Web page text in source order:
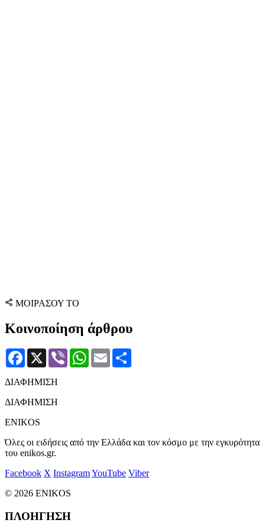
ΜΟΙΡΑΣΟΥ ΤΟ
Κοινοποίηση άρθρου
Facebook
X Viber WhatsApp
Email
ΔΙΑΦΗΜΙΣΗ
ΔΙΑΦΗΜΙΣΗ
ENIKOS
Όλες οι ειδήσεις από την Ελλάδα και τον κόσμο με την εγκυρότητα
του enikos.gr.
Facebook X InstagramYouTube Viber
© 2026 ENIKOS
ΠΛΟΗΓΗΣΗ